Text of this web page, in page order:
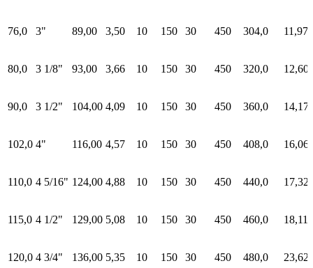
76,0 3" 89,00 3,50 10 150 30 450 304,0 11,97
80,0 3 1/8" 93,00 3,66 10 150 30 450 320,0 12,60
90,0 3 1/2" 104,00 4,09 10 150 30 450 360,0 14,17
102,0 4" 116,00 4,57 10 150 30 450 408,0 16,06
110,0 4 5/16" 124,00 4,88 10 150 30 450 440,0 17,32
115,0 4 1/2" 129,00 5,08 10 150 30 450 460,0 18,11
120,0 4 3/4" 136,00 5,35 10 150 30 450 480,0 23,62